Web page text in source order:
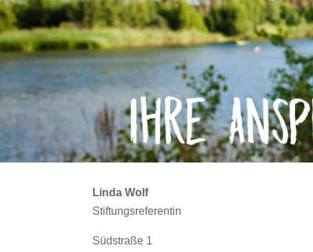
Linda Wolf
Stiftungsreferentin
Südstraße 1